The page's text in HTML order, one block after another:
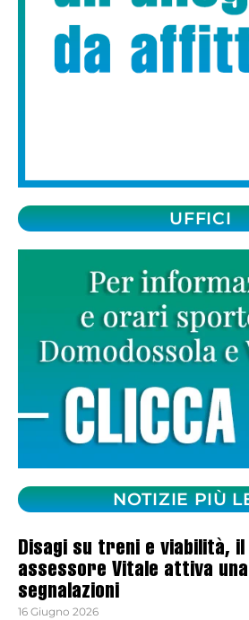
UFFICI
NOTIZIE PIÙ
Disagi su treni e viabilità,
assessore Vitale attiva
segnalazioni
16 Giugno 2026